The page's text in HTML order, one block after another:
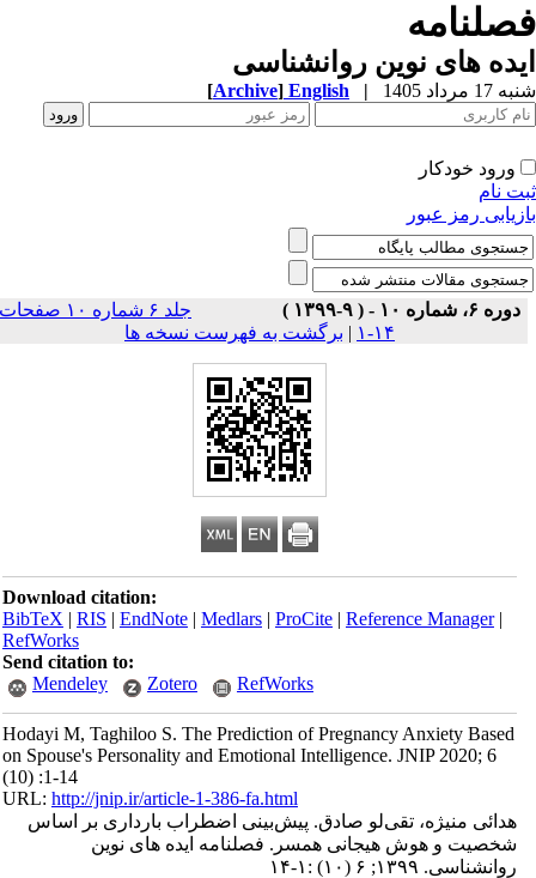
های نوین روانشناسی
مرداد 1405 |
English
[Archive]
ورود خودکار
نام
رمز عبور
دوره ۶، شماره ۱۰ - ( ۹-۱۳۹۹ )
جلد ۶ شماره ۱۰ صفحات
۱۴-۱
| برگشت به فهرست نسخه ها
Download citation:
BibTeX|RIS|EndNote|Medlars|ProCite|Reference Manager
RefWorks
Send citation to:
Mendeley
Zotero RefWorks
Hodayi M, Taghiloo S. The Prediction of Pregnancy Anxiety Based
on Spouse's Personality and Emotional Intelligence. JNIP 2020; 6
(10) :1-14
URL:http://jnip.ir/article-1-386-fa.html
هدائی منیژه، تقی‌لو صادق. پیش‌بینی اضطراب بارداری بر اساس
شخصیت و هوش هیجانی همسر. فصلنامه ایده های نوین
روانشناسی. ۱۳۹۹; ۶ (۱۰) :۱-۱۴